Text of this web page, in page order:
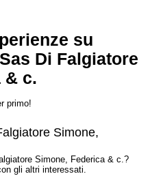
su
Di Falgiatore
& c.
primo!
Simone,
Simone, Federica & c.?
gli altri interessati.